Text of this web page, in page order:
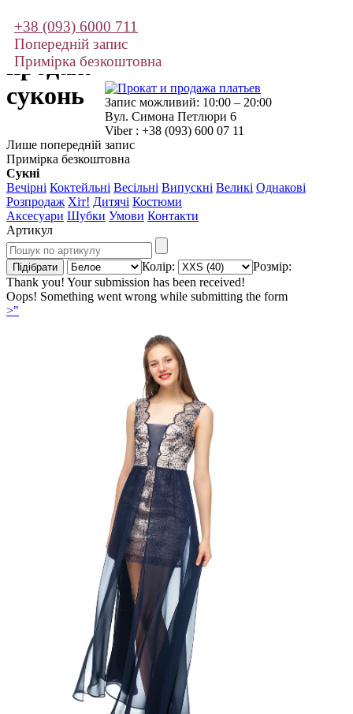
Прокат і
продаж
суконь
+38 (093) 6000 711
Попередній запис
Примірка безкоштовна
Запис можливий: 10:00 – 20:00
Вул. Симона Петлюри 6
Viber : +38 (093) 600 07 11
Лише попередній запис
Примірка безкоштовна
Сукні
Вечірні Коктейльні Весільні Випускні Великі Однакові
Розпродаж Хіт! Дитячі Костюми
Аксесуари Шубки Умови Контакти
Артикул
Колір:
Розмір:
Thank you! Your submission has been received!
Oops! Something went wrong while submitting the form
>"